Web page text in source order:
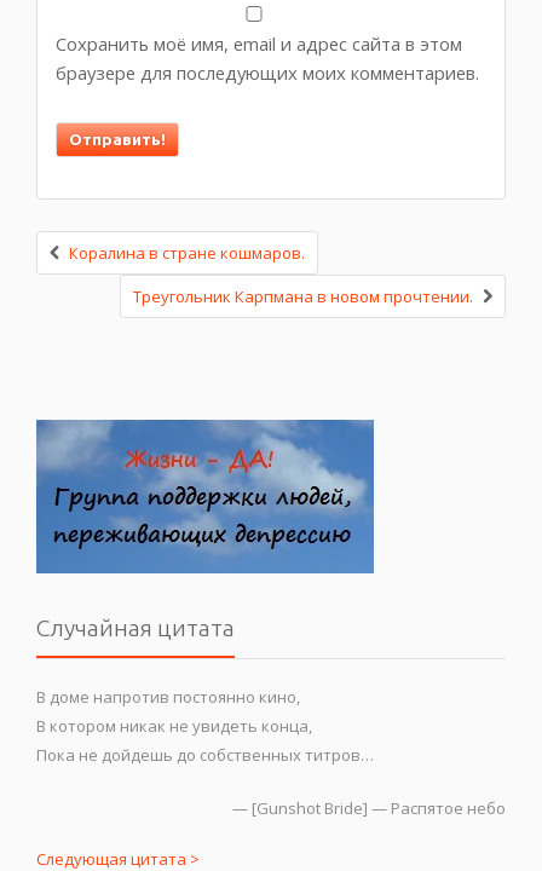
Сохранить моё имя, email и адрес сайта в этом
браузере для последующих моих комментариев.
Коралина в стране кошмаров.
Треугольник Карпмана в новом прочтении.
Случайная цитата
В доме напротив постоянно кино,
В котором никак не увидеть конца,
Пока не дойдешь до собственных титров…
— [Gunshot Bride] — Распятое небо
Следующая цитата >